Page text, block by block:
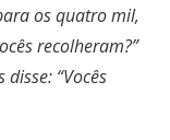
os quatro mil,
recolheram?”
disse: “Vocês